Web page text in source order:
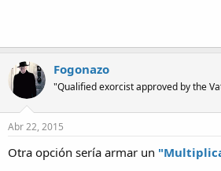
Fogonazo
"Qualified exorcist approved by the
Abr 22, 2015
Otra opción sería armar un